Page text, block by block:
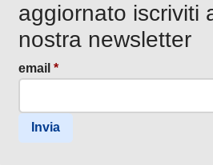
aggiornato iscriviti
nostra newsletter
email *
Invia